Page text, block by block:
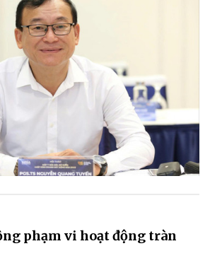
phạm vi hoạt động tràn